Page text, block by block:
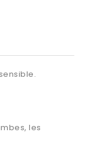
les